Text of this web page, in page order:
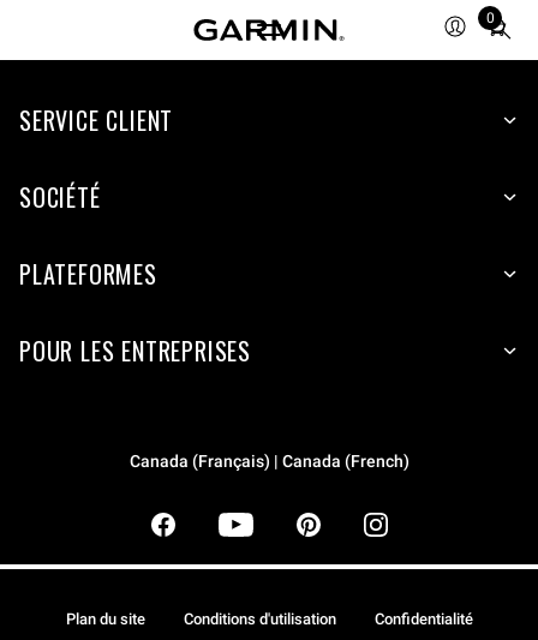
0
Total
items
cart:
SERVICE CLIENT
SOCIÉTÉ
PLATEFORMES
POUR LES ENTREPRISES
Canada (Français) | Canada (French)
Plan du site Conditions d'utilisation Confidentialité